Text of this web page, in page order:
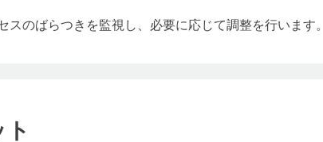
のばらつきを監視し、必要に応じて調整を行います。